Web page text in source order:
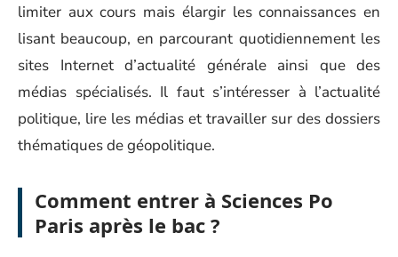
limiter aux cours mais élargir les connaissances en
lisant beaucoup, en parcourant quotidiennement les
sites Internet d’actualité générale ainsi que des
médias spécialisés. Il faut s’intéresser à l’actualité
politique, lire les médias et travailler sur des dossiers
thématiques de géopolitique.
Comment entrer à Sciences Po
Paris après le bac ?